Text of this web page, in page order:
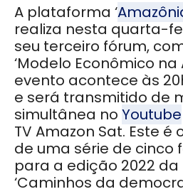
A plataforma ‘
realiza nesta quarta-
seu terceiro fórum,
‘Modelo Econômico na
evento acontece às
e será transmitido de
simultânea no Youtube
TV Amazon Sat. Este é
de uma série de cinco
para a edição 2022
‘Caminhos da